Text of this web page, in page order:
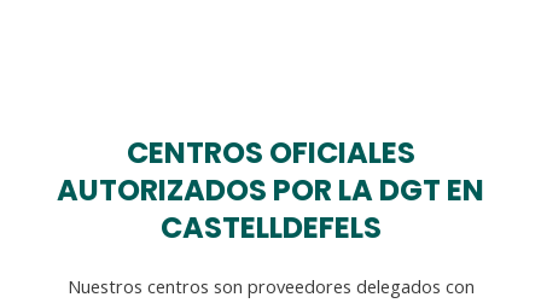
CENTROS OFICIALES
AUTORIZADOS POR LA DGT EN
CASTELLDEFELS
Nuestros centros son proveedores delegados con